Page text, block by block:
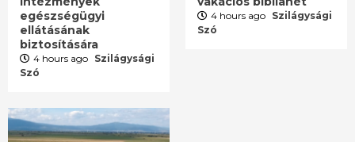
egészségügyi
ellátásának
biztosítására
4 hours ago Szilágysági
Szó
4 hours ago Szilágysági
Szó